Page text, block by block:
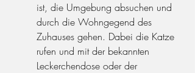
ist, die Umgebung absuchen und
durch die Wohngegend des
Zuhauses gehen. Dabei die Katze
rufen und mit der bekannten
Leckerchendose oder der